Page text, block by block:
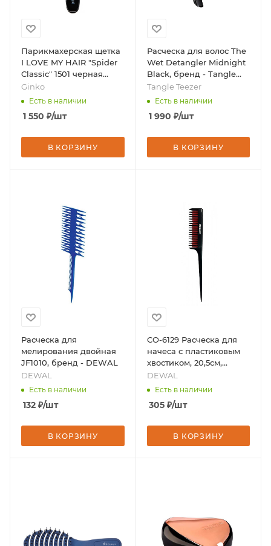
Парикмахерская щетка
I LOVE MY HAIR "Spider
Classic" 1501 черная
глянцевая M, бренд -
Ginko
Ginko
Есть в наличии
1 550 ₽/шт
В КОРЗИНУ
Расческа для волос The
Wet Detangler Midnight
Black, бренд - Tangle
Teezer
Tangle Teezer
Есть в наличии
1 990 ₽/шт
В КОРЗИНУ
Расческа для
мелирования двойная
JF1010, бренд - DEWAL
DEWAL
Есть в наличии
132 ₽/шт
В КОРЗИНУ
CO-6129 Расческа для
начеса с пластиковым
хвостиком, 20,5см,
бренд - DEWAL
DEWAL
Есть в наличии
305₽/шт
В КОРЗИНУ